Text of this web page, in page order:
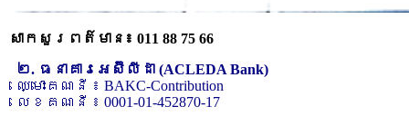
សាកសួរពត៌មាន៖ 011 88 75 66
២. ធនាគារអេស៊ីលីដា (ACLEDA Bank)
ឈ្មោះគណនី ៖ BAKC-Contribution
លេខគណនី ៖ 0001-01-452870-17